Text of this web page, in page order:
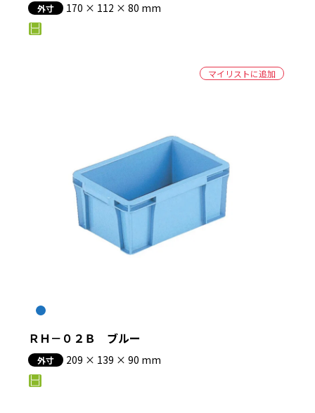
外寸 170 × 112 × 80 mm
マイリストに追加
ＲＨ－０２Ｂ ブルー
外寸 209 × 139 × 90 mm